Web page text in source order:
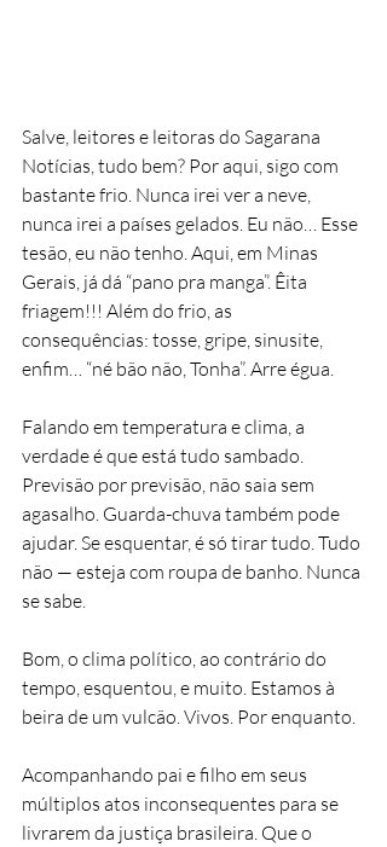
Salve, leitores e leitoras do Sagarana
Notícias, tudo bem? Por aqui, sigo com
bastante frio. Nunca irei ver a neve,
nunca irei a países gelados. Eu não… Esse
tesão, eu não tenho. Aqui, em Minas
Gerais, já dá “pano pra manga”. Êita
friagem!!! Além do frio, as
consequências: tosse, gripe, sinusite,
enfim… “né bão não, Tonha”. Arre égua.
Falando em temperatura e clima, a
verdade é que está tudo sambado.
Previsão por previsão, não saia sem
agasalho. Guarda-chuva também pode
ajudar. Se esquentar, é só tirar tudo. Tudo
não — esteja com roupa de banho. Nunca
se sabe.
Bom, o clima político, ao contrário do
tempo, esquentou, e muito. Estamos à
beira de um vulcão. Vivos. Por enquanto.
Acompanhando pai e filho em seus
múltiplos atos inconsequentes para se
livrarem da justiça brasileira. Que o